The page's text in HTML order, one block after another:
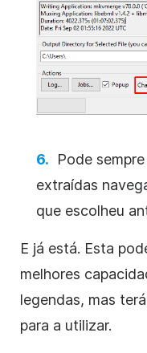
Pode
extraídas
que escolheu
E já está. Esta
melhores
legendas, mas
para a utilizar.